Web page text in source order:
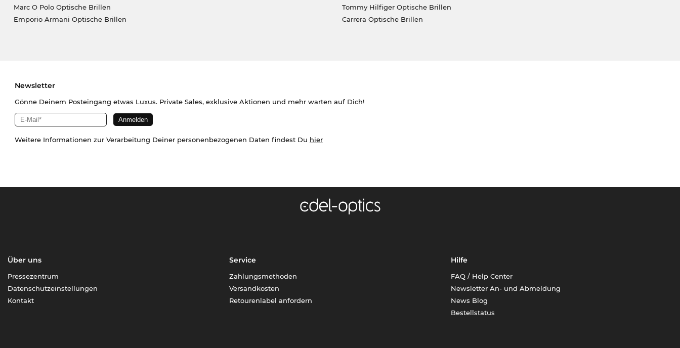
Marc O Polo Optische Brillen
Emporio Armani Optische Brillen
Tommy Hilfiger Optische Brillen
Carrera Optische Brillen
Newsletter
Gönne Deinem Posteingang etwas Luxus. Private Sales, exklusive Aktionen und mehr warten auf Dich!
Weitere Informationen zur Verarbeitung Deiner personenbezogenen Daten findest Du hier
Über uns
Pressezentrum
Datenschutzeinstellungen
Kontakt
Service
Zahlungsmethoden
Versandkosten
Retourenlabel anfordern
Hilfe
FAQ / Help Center
Newsletter An- und Abmeldung
News Blog
Bestellstatus